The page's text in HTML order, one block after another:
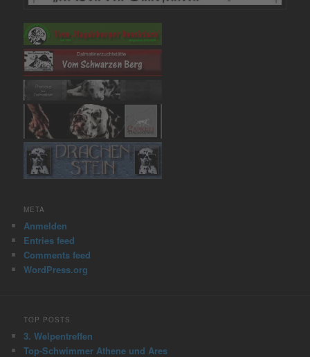
META
Anmelden
Entries feed
Comments feed
WordPress.org
TOP POSTS
3. Welpentreffen
Top-Schwimmer Athene und Ares